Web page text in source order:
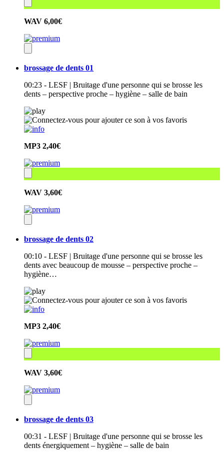
WAV 6,00€
brossage de dents 01
00:23 - LESF | Bruitage d'une personne qui se brosse les
dents – perspective proche – hygiène – salle de bain
MP3 2,40€
WAV 3,60€
brossage de dents 02
00:10 - LESF | Bruitage d'une personne qui se brosse les
dents avec beaucoup de mousse – perspective proche –
hygiène…
MP3 2,40€
WAV 3,60€
brossage de dents 03
00:31 - LESF | Bruitage d'une personne qui se brosse les
dents énergiquement – hygiène – salle de bain